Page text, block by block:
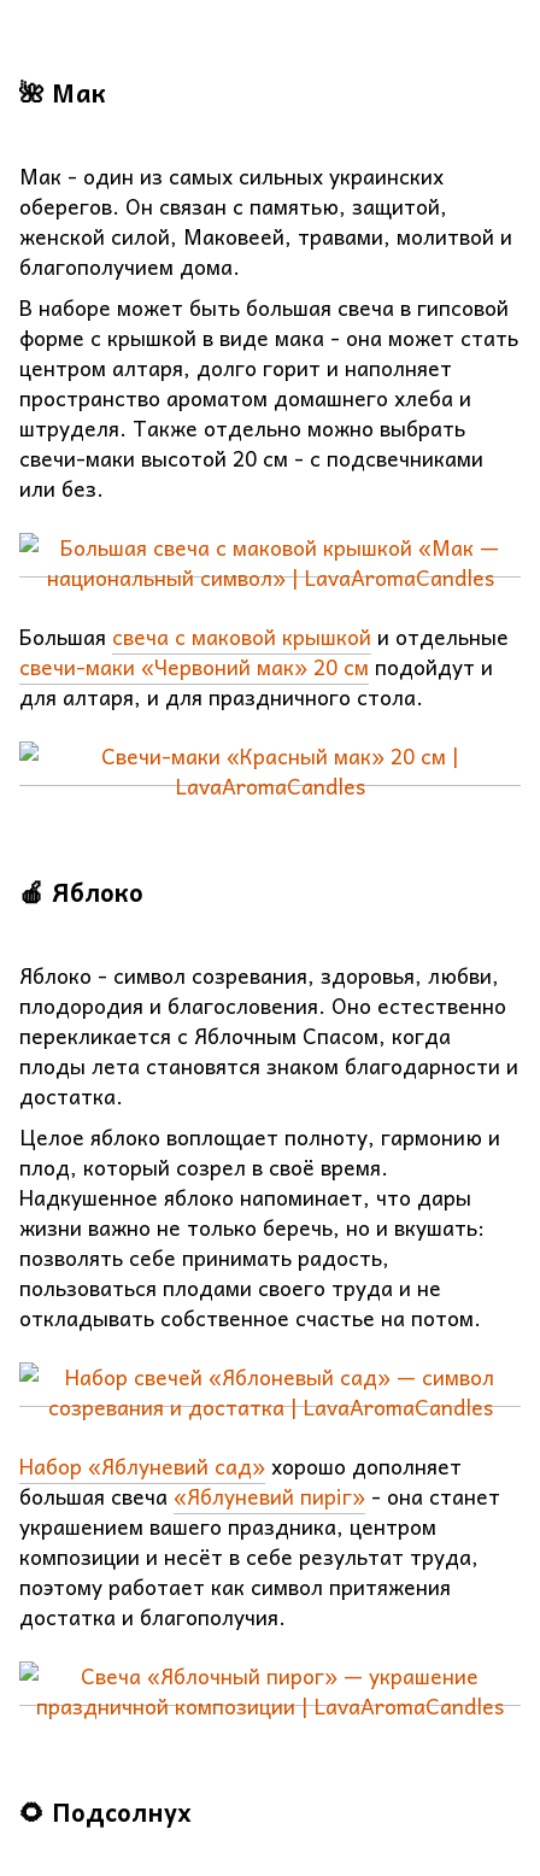
🌺 Мак
Мак - один из самых сильных украинских
оберегов. Он связан с памятью, защитой,
женской силой, Маковеей, травами, молитвой и
благополучием дома.
В наборе может быть большая свеча в гипсовой
форме с крышкой в виде мака - она может стать
центром алтаря, долго горит и наполняет
пространство ароматом домашнего хлеба и
штруделя. Также отдельно можно выбрать
свечи-маки высотой 20 см - с подсвечниками
или без.
Большая свеча с маковой крышкой и отдельные
свечи-маки «Червоний мак» 20 см подойдут и
для алтаря, и для праздничного стола.
🍎 Яблоко
Яблоко - символ созревания, здоровья, любви,
плодородия и благословения. Оно естественно
перекликается с Яблочным Спасом, когда
плоды лета становятся знаком благодарности и
достатка.
Целое яблоко воплощает полноту, гармонию и
плод, который созрел в своё время.
Надкушенное яблоко напоминает, что дары
жизни важно не только беречь, но и вкушать:
позволять себе принимать радость,
пользоваться плодами своего труда и не
откладывать собственное счастье на потом.
Набор «Яблуневий сад»хорошо дополняет
большая свеча«Яблуневий пиріг» - она станет
украшением вашего праздника, центром
композиции и несёт в себе результат труда,
поэтому работает как символ притяжения
достатка и благополучия.
🌻 Подсолнух